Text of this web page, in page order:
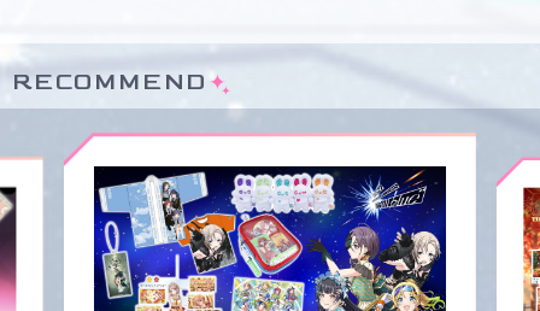
RECOMMEND